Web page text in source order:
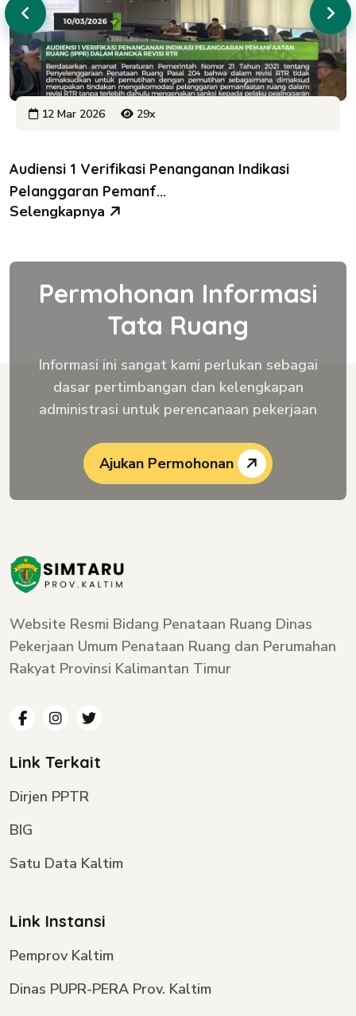
12 Mar 2026 29x
Audiensi 1 Verifikasi Penanganan Indikasi
Pelanggaran Pemanf...
Selengkapnya
Permohonan Informasi
Tata Ruang
Informasi ini sangat kami perlukan sebagai
dasar pertimbangan dan kelengkapan
administrasi untuk perencanaan pekerjaan
Ajukan Permohonan
Website Resmi Bidang Penataan Ruang Dinas
Pekerjaan Umum Penataan Ruang dan Perumahan
Rakyat Provinsi Kalimantan Timur
Link Terkait
Dirjen PPTR
BIG
Satu Data Kaltim
Link Instansi
Pemprov Kaltim
Dinas PUPR-PERA Prov. Kaltim